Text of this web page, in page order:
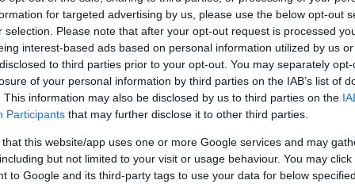
for targeted advertising by us, please use the below opt-out
selection. Please note that after your opt-out request is processed
interest-based ads based on personal information utilized by us
to third parties prior to your opt-out. You may separately
of your personal information by third parties on the IAB’s list of
This information may also be disclosed by us to third parties on the
Participants that may further disclose it to other third parties.
that this website/app uses one or more Google services and may
but not limited to your visit or usage behaviour. You may
to Google and its third-party tags to use your data for below
Jelszó Emlékezzen rám
Regisztráció
szaknévsora
KERTÉSZ ÉS KERTÉSZET REGISZTRÁCIÓ NÖVÉNYKATALÓGUS